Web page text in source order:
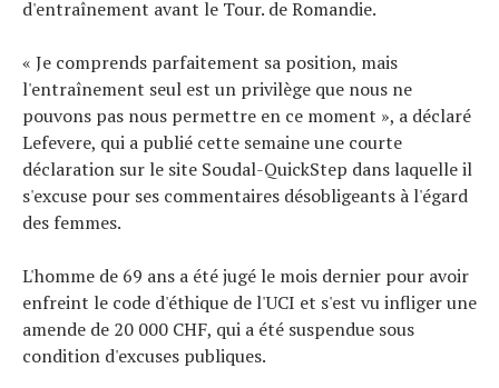
d'entraînement avant le Tour. de Romandie.
« Je comprends parfaitement sa position, mais
l'entraînement seul est un privilège que nous ne
pouvons pas nous permettre en ce moment », a déclaré
Lefevere, qui a publié cette semaine une courte
déclaration sur le site Soudal-QuickStep dans laquelle il
s'excuse pour ses commentaires désobligeants à l'égard
des femmes.
L'homme de 69 ans a été jugé le mois dernier pour avoir
enfreint le code d'éthique de l'UCI et s'est vu infliger une
amende de 20 000 CHF, qui a été suspendue sous
condition d'excuses publiques.